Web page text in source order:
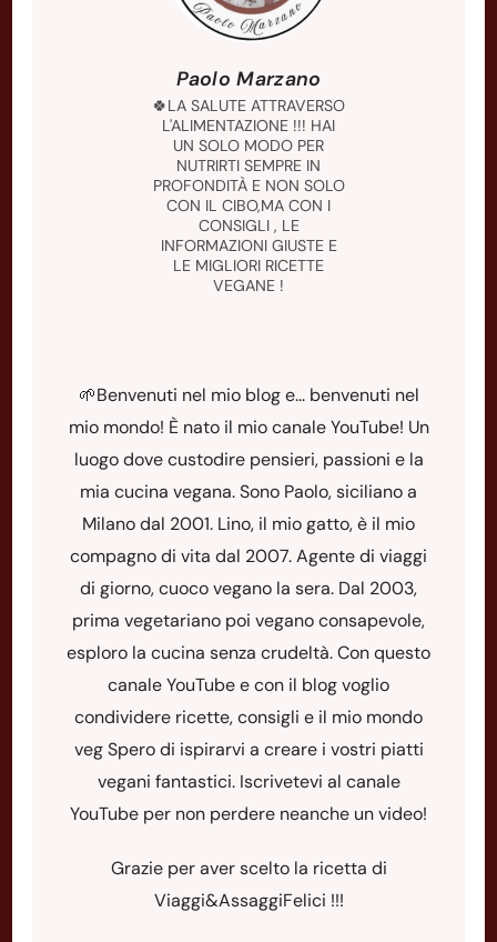
Paolo Marzano
🍀LA SALUTE ATTRAVERSO
L'ALIMENTAZIONE !!! HAI
UN SOLO MODO PER
NUTRIRTI SEMPRE IN
PROFONDITÀ E NON SOLO
CON IL CIBO,MA CON I
CONSIGLI , LE
INFORMAZIONI GIUSTE E
LE MIGLIORI RICETTE
VEGANE !
🌱Benvenuti nel mio blog e... benvenuti nel
mio mondo! È nato il mio canale YouTube! Un
luogo dove custodire pensieri, passioni e la
mia cucina vegana. Sono Paolo, siciliano a
Milano dal 2001. Lino, il mio gatto, è il mio
compagno di vita dal 2007. Agente di viaggi
di giorno, cuoco vegano la sera. Dal 2003,
prima vegetariano poi vegano consapevole,
esploro la cucina senza crudeltà. Con questo
canale YouTube e con il blog voglio
condividere ricette, consigli e il mio mondo
veg Spero di ispirarvi a creare i vostri piatti
vegani fantastici. Iscrivetevi al canale
YouTube per non perdere neanche un video!
Grazie per aver scelto la ricetta di
Viaggi&AssaggiFelici !!!